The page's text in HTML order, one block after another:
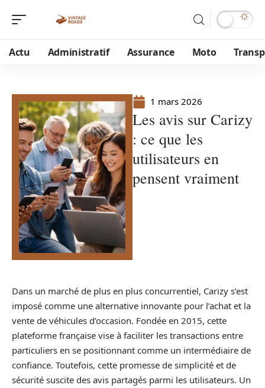
Actu Administratif Assurance Moto
1 mars 2026
Les avis sur Carizy
: ce que les
utilisateurs en
pensent vraiment
Dans un marché de plus en plus concurrentiel, Carizy s’est
imposé comme une alternative innovante pour l’achat et la
vente de véhicules d’occasion. Fondée en 2015, cette
plateforme française vise à faciliter les transactions entre
particuliers en se positionnant comme un intermédiaire de
confiance. Toutefois, cette promesse de simplicité et de
sécurité suscite des avis partagés parmi les utilisateurs. Un